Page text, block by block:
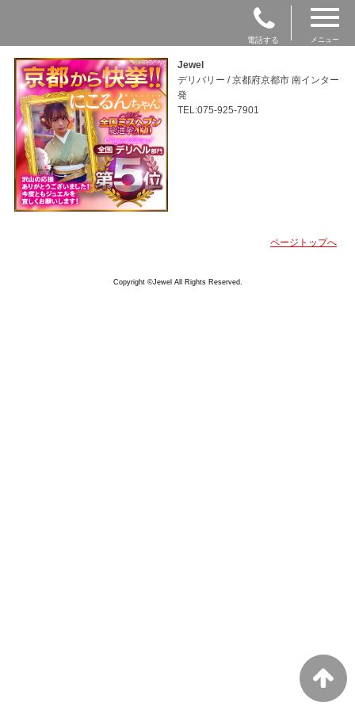
電話する メニュー
Jewel
デリバリー / 京都府京都市 南インター
発
TEL:075-925-7901
ページトップへ
Copyright ©Jewel All Rights Reserved.